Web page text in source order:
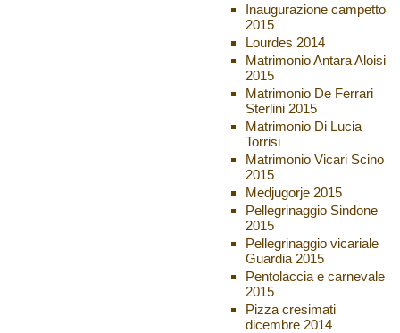
Inaugurazione campetto
2015
Lourdes 2014
Matrimonio Antara Aloisi
2015
Matrimonio De Ferrari
Sterlini 2015
Matrimonio Di Lucia
Torrisi
Matrimonio Vicari Scino
2015
Medjugorje 2015
Pellegrinaggio Sindone
2015
Pellegrinaggio vicariale
Guardia 2015
Pentolaccia e carnevale
2015
Pizza cresimati
dicembre 2014